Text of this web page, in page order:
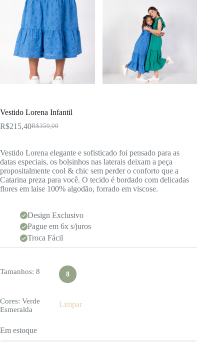
Vestido Lorena Infantil
R$359,00
O
era:
R$359,00.
R$215,40O
é:
R$215,40.
Vestido Lorena elegante e sofisticado foi pensado para as
datas especiais, os bolsinhos nas laterais deixam a peça
propositalmente cool & chic sem perder o conforto que a
Catarina preza para você. O tecido é bordado com delicadas
flores em laise 100% algodão, forrado em viscose.
Design Exclusivo
Pague em 6x s/juros
Troca Fácil
Tamanhos: 8 8
Cores: Verde
Esmeralda
Limpar
Em estoque